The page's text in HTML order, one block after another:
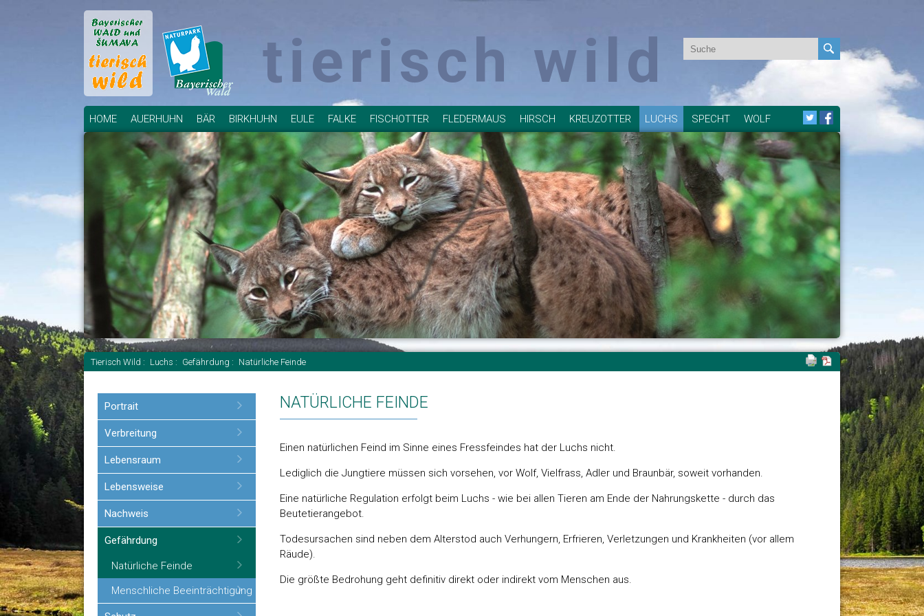
tierisch wild
Navigation
überspringen
HOME AUERHUHN BÄR BIRKHUHN EULE FALKE FISCHOTTER FLEDERMAUS HIRSCH KREUZOTTER LUCHS SPECHT WOLF
Tierisch Wild : Luchs : Gefährdung : Natürliche Feinde
NATÜRLICHE FEINDE
Einen natürlichen Feind im Sinne eines Fressfeindes hat der Luchs nicht.
Lediglich die Jungtiere müssen sich vorsehen, vor Wolf, Vielfrass, Adler und Braunbär, soweit vorhanden.
Eine natürliche Regulation erfolgt beim Luchs - wie bei allen Tieren am Ende der Nahrungskette - durch das
Beutetierangebot.
Todesursachen sind neben dem Alterstod auch Verhungern, Erfrieren, Verletzungen und Krankheiten (vor allem
Räude).
Die größte Bedrohung geht definitiv direkt oder indirekt vom Menschen aus.
überspringen
Portrait
Verbreitung
Lebensraum
Lebensweise
Nachweis
Gefährdung
Natürliche Feinde
Menschliche Beeinträchtigung